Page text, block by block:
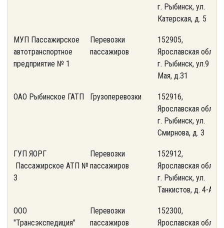
г. Рыбинск, ул.
Катерская, д. 5
МУП Пассажирское
автотранспортное
предприятие № 1
Перевозки
пассажиров
152905,
Ярославская обл.,
г. Рыбинск, ул.9
Мая, д.31
ОАО Рыбинское ГАТП Грузоперевозки
152916,
Ярославская обл.,
г. Рыбинск, ул.
Смирнова, д. 3
ГУП ЯОРГ
Пассажирское АТП №
3
Перевозки
пассажиров
152912,
Ярославская обл.,
г. Рыбинск, ул.
Танкистов, д. 4-А
ООО
"Трансэкспедиция"
Перевозки
пассажиров
152300,
Ярославская обл.,